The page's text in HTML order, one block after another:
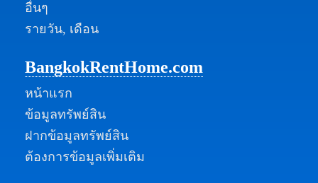
อื่นๆ
รายวัน, เดือน
BangkokRentHome.com
หน้าแรก
ข้อมูลทรัพย์สิน
ฝากข้อมูลทรัพย์สิน
ต้องการข้อมูลเพิ่มเติม